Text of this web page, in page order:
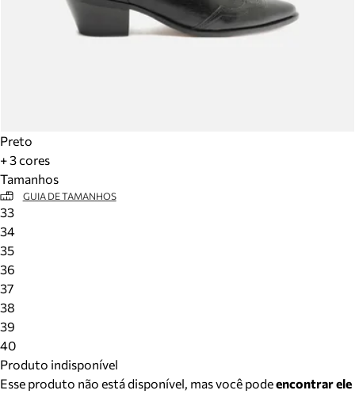
Preto
+ 3 cores
Tamanhos
GUIA DE TAMANHOS
33
34
35
36
37
38
39
40
Produto indisponível
Esse produto não está disponível, mas você podeencontrar ele